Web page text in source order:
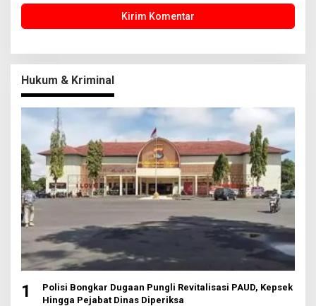
Hukum & Kriminal
1
Polisi Bongkar Dugaan Pungli Revitalisasi PAUD, Kepsek
Hingga Pejabat Dinas Diperiksa